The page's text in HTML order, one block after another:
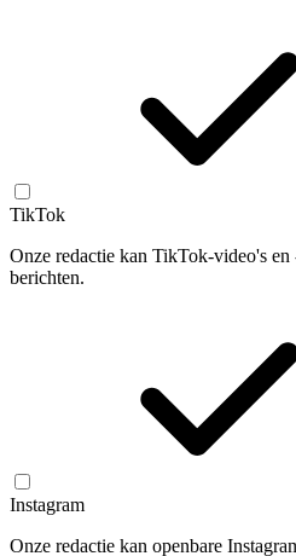
TikTok
Onze redactie kan TikTok-video's en
berichten.
Instagram
Onze redactie kan openbare